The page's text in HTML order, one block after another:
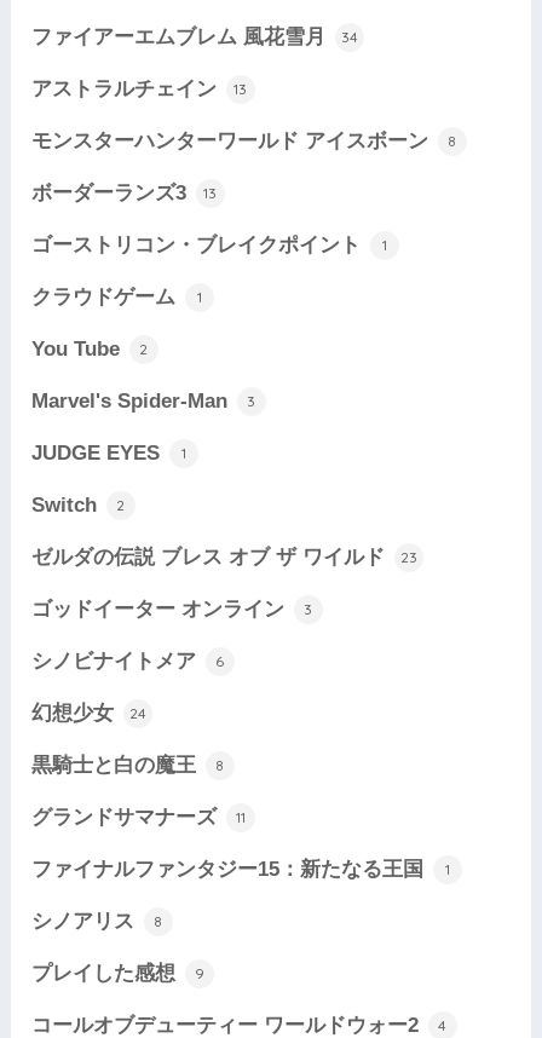
ファイアーエムブレム 風花雪月 34
アストラルチェイン 13
モンスターハンターワールド アイスボーン 8
ボーダーランズ3 13
ゴーストリコン・ブレイクポイント 1
クラウドゲーム 1
You Tube 2
Marvel's Spider-Man 3
JUDGE EYES 1
Switch 2
ゼルダの伝説 ブレス オブ ザ ワイルド 23
ゴッドイーター オンライン 3
シノビナイトメア 6
幻想少女 24
黒騎士と白の魔王 8
グランドサマナーズ 11
ファイナルファンタジー15：新たなる王国 1
シノアリス 8
プレイした感想 9
コールオブデューティー ワールドウォー2 4